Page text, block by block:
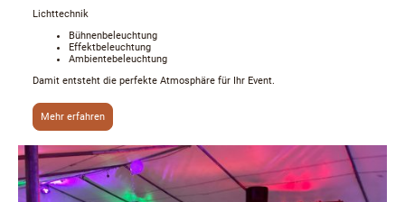
Lichttechnik
Bühnenbeleuchtung
Effektbeleuchtung
Ambientebeleuchtung
Damit entsteht die perfekte Atmosphäre für Ihr Event.
Mehr erfahren